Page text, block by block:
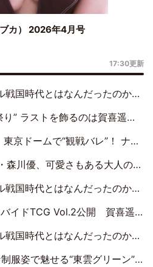
カ） 2026年4月号
17:30更新
沢梨紗「『ハロプロやりたかったな』って言ったら、夢眠ねむさんに『てめえはでんぱ組．incなんだよ！』って肩パンされて(笑)」
香…5年ぶりの登場に「5年分大人になった私を見ていただけたら」
も認めた「巨人に詳しすぎるアイドル」は元VENUSスクール生で杉内コーチ推し⁉
優、可愛さもある大人の女性に
武藤彩未×飯田らうら「正直、中3で辞めるというのを信じてなくて。そう言われてはいたけど、嘘でしょって」
開 賀喜遥香＆田村真佑が『京まふ』ステージに登壇
・Nao☆×Megu×Kaede「東京からオファーが来たのと、梨の皮剥きとどっちが大事なんだって」
姿で魅せる“東雲グリーン”の正体